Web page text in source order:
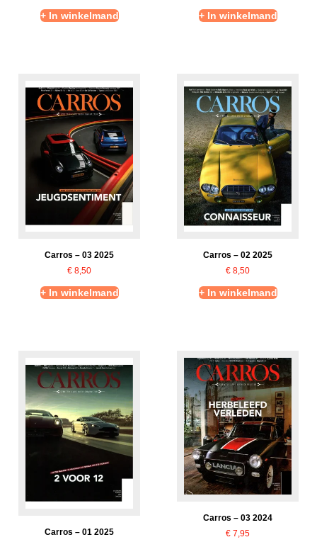
+ In winkelmand + In winkelmand
Carros – 03 2025
€ 8,50
+ In winkelmand
Carros – 02 2025
€ 8,50
+ In winkelmand
Carros – 01 2025
Carros – 03 2024
€ 7,95